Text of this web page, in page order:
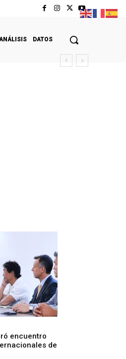
ANÁLISIS DATOS
encuentro
de